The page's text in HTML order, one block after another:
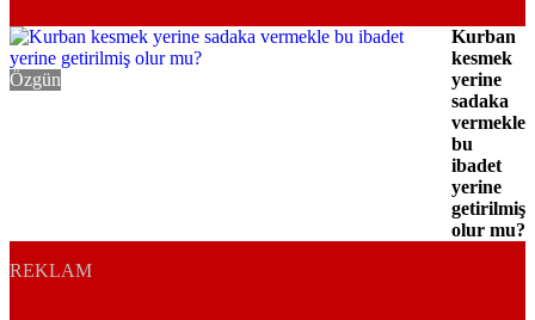
Özgün
Kurban
kesmek
yerine
sadaka
vermekle
bu
ibadet
yerine
getirilmiş
olur mu?
REKLAM